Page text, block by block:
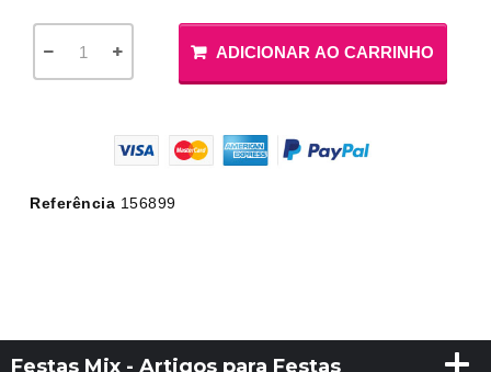
ADICIONAR AO CARRINHO
Referência 156899
Festas Mix - Artigos para Festas